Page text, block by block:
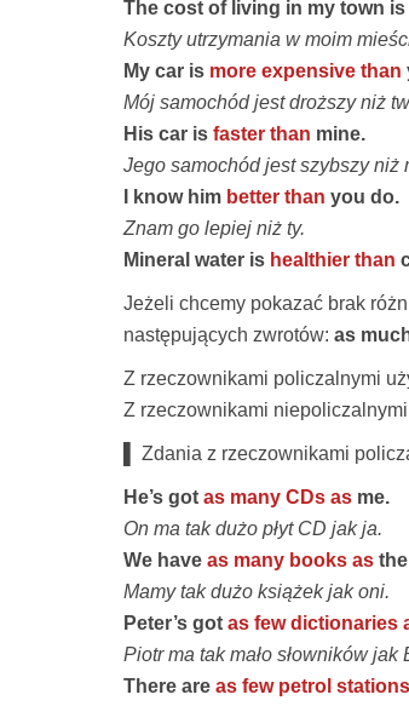
The cost of living in my town is
Koszty utrzymania w moim
My car is more expensive than
Mój samochód jest droższy niż
His car is faster than mine.
Jego samochód jest szybszy niż
I know him better than you do.
Znam go lepiej niż ty.
Mineral water is healthier than
Jeżeli chcemy pokazać brak
następujących zwrotów: as
Z rzeczownikami policzalnymi
Z rzeczownikami
▌ Zdania z rzeczownikami
He’s got as many CDs as me.
On ma tak dużo płyt CD jak ja.
We have as many books as
Mamy tak dużo książek jak oni.
Peter’s got as few dictionaries
Piotr ma tak mało słowników jak
There are as few petrol